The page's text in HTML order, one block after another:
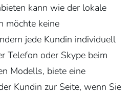
kann wie der lokale
möchte keine
jede Kundin individuell
Telefon oder Skype beim
Modells, biete eine
Kundin zur Seite, wenn Sie